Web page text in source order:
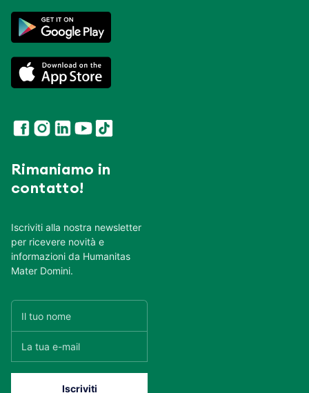
Rimaniamo in
contatto!
Iscriviti alla nostra newsletter
per ricevere novità e
informazioni da Humanitas
Mater Domini.